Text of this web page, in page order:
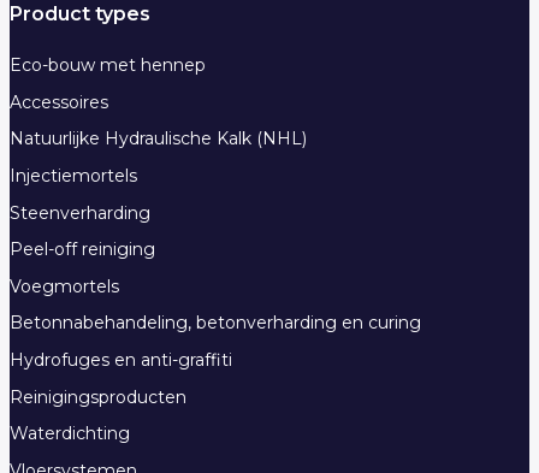
Product types
Eco-bouw met hennep
Accessoires
Natuurlijke Hydraulische Kalk (NHL)
Injectiemortels
Steenverharding
Peel-off reiniging
Voegmortels
Betonnabehandeling, betonverharding en curing
Hydrofuges en anti-graffiti
Reinigingsproducten
Waterdichting